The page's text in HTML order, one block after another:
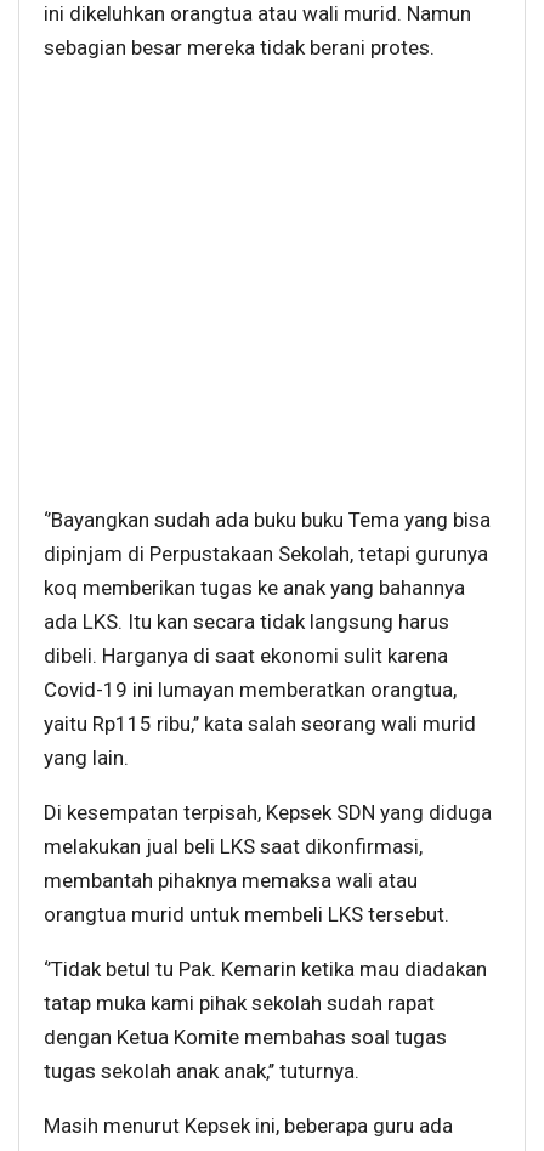
ini dikeluhkan orangtua atau wali murid. Namun
sebagian besar mereka tidak berani protes.
‘’Bayangkan sudah ada buku buku Tema yang bisa
dipinjam di Perpustakaan Sekolah, tetapi gurunya
koq memberikan tugas ke anak yang bahannya
ada LKS. Itu kan secara tidak langsung harus
dibeli. Harganya di saat ekonomi sulit karena
Covid-19 ini lumayan memberatkan orangtua,
yaitu Rp115 ribu,’’ kata salah seorang wali murid
yang lain.
Di kesempatan terpisah, Kepsek SDN yang diduga
melakukan jual beli LKS saat dikonfirmasi,
membantah pihaknya memaksa wali atau
orangtua murid untuk membeli LKS tersebut.
‘’Tidak betul tu Pak. Kemarin ketika mau diadakan
tatap muka kami pihak sekolah sudah rapat
dengan Ketua Komite membahas soal tugas
tugas sekolah anak anak,’’ tuturnya.
Masih menurut Kepsek ini, beberapa guru ada